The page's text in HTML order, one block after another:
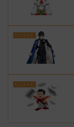
にじさんじ
にじさんじ